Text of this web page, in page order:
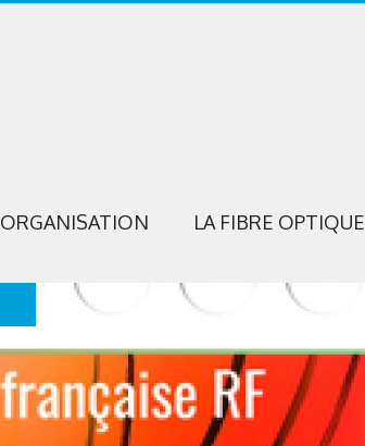
ORGANISATION LA FIBRE OPTIQUE